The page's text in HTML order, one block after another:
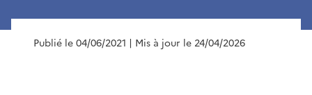
Publié le 04/06/2021 | Mis à jour le 24/04/2026